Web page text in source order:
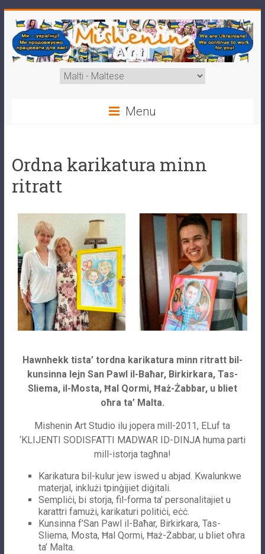
Menu
Ordna karikatura minn
ritratt
Hawnhekk tista’ tordna karikatura minn ritratt bil-
kunsinna lejn San Pawl il-Baħar, Birkirkara, Tas-
Sliema, il-Mosta, Ħal Qormi, Ħaż-Żabbar, u bliet
oħra ta’ Malta.
Mishenin Art Studio ilu jopera mill-2011, ELuf ta
‘KLIJENTI SODISFATTI MADWAR ID-DINJA huma parti
mill-istorja tagħna!
Karikatura bil-kulur jew iswed u abjad. Kwalunkwe
materjal, inklużi tpinġijiet diġitali.
Sempliċi, bi storja, fil-forma ta’ personalitajiet u
karattri famużi, karikaturi politiċi, eċċ.
Kunsinna f’San Pawl il-Baħar, Birkirkara, Tas-
Sliema, Mosta, Ħal Qormi, Ħaż-Żabbar, u bliet oħra
ta’ Malta.